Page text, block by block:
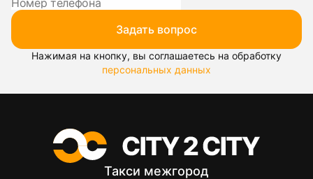
Задать вопрос
Нажимая на кнопку, вы соглашаетесь на обработку
персональных данных
Такси межгород